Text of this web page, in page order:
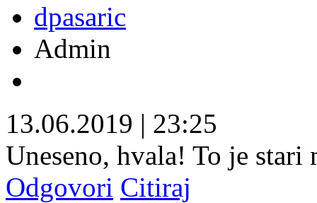
dpasaric
Admin
13.06.2019 | 23:25
Uneseno, hvala! To je stari
Odgovori Citiraj